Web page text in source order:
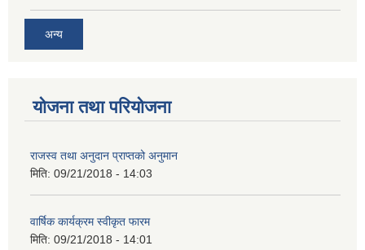
अन्य
योजना तथा परियोजना
राजस्व तथा अनुदान प्राप्तको अनुमान
मिति: 09/21/2018 - 14:03
वार्षिक कार्यक्रम स्वीकृत फारम
मिति: 09/21/2018 - 14:01